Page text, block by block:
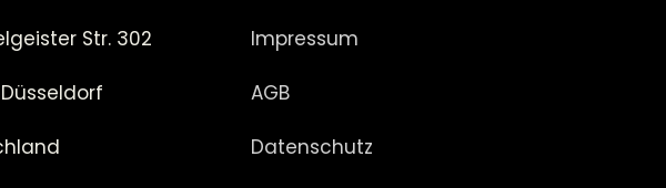
Str. 302 Impressum
AGB
Datenschutz